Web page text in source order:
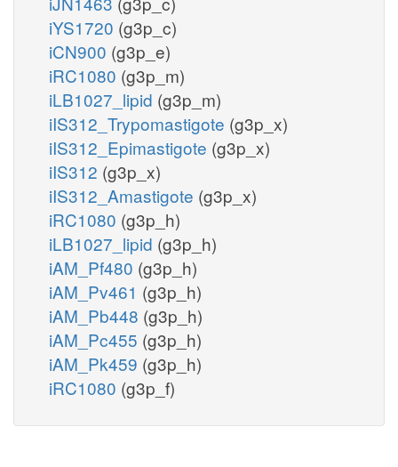
iYS1720 (g3p_c)
iCN900 (g3p_e)
iRC1080 (g3p_m)
iLB1027_lipid (g3p_m)
iIS312_Trypomastigote (g3p_x)
iIS312_Epimastigote (g3p_x)
iIS312 (g3p_x)
iIS312_Amastigote (g3p_x)
iRC1080 (g3p_h)
iLB1027_lipid (g3p_h)
iAM_Pf480 (g3p_h)
iAM_Pv461 (g3p_h)
iAM_Pb448 (g3p_h)
iAM_Pc455 (g3p_h)
iAM_Pk459 (g3p_h)
iRC1080 (g3p_f)